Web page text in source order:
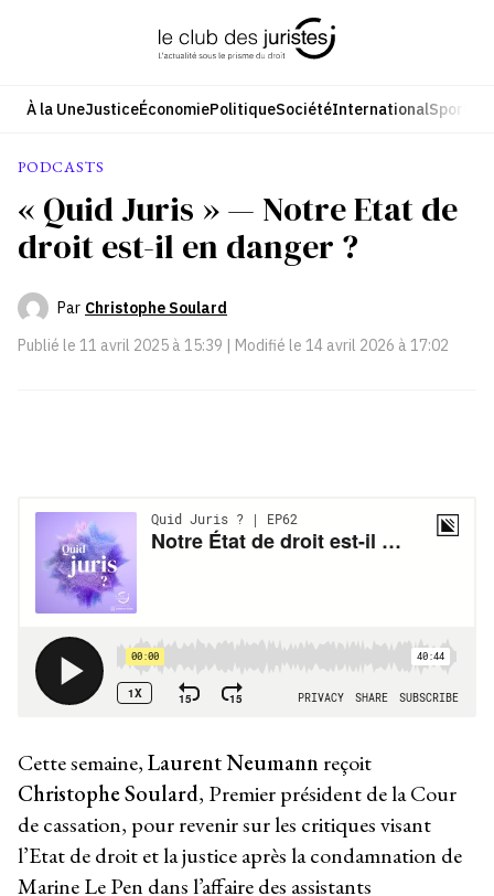
À la UneJusticeÉconomiePolitiqueSociétéInternationalSport
PODCASTS
« Quid Juris » — Notre Etat de
droit est-il en danger ?
Par Christophe Soulard
Publié le 11 avril 2025 à 15:39 | Modifié le 14 avril 2026 à 17:02
Cette semaine,Laurent Neumannreçoit
Christophe Soulard, Premier président de la Cour
de cassation, pour revenir sur les critiques visant
l’Etat de droit et la justice après la condamnation de
Marine Le Pen dans l’affaire des assistants